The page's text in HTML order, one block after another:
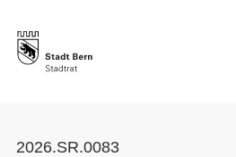
2026.SR.0083